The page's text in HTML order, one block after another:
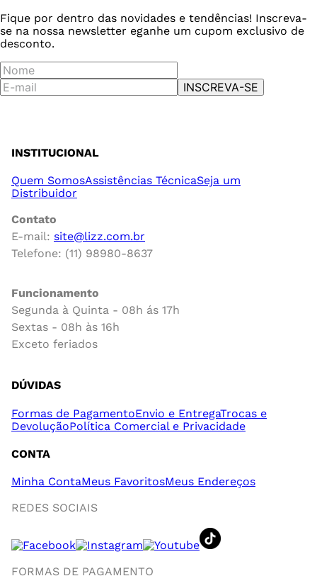
Fique por dentro das novidades e tendências! Inscreva-
se na nossa newsletter eganhe um cupom exclusivo de
desconto.
INSCREVA-SE
INSTITUCIONAL
Quem SomosAssistências TécnicaSeja um
Distribuidor
Contato
E-mail: site@lizz.com.br
Telefone: (11) 98980-8637
Funcionamento
Segunda à Quinta - 08h ás 17h
Sextas - 08h às 16h
Exceto feriados
DÚVIDAS
Formas de PagamentoEnvio e EntregaTrocas e
DevoluçãoPolítica Comercial e Privacidade
CONTA
Minha ContaMeus FavoritosMeus Endereços
REDES SOCIAIS
FORMAS DE PAGAMENTO